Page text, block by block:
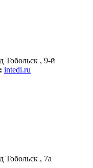
Тобольск , 9-й
intedi.ru
Тобольск , 7а